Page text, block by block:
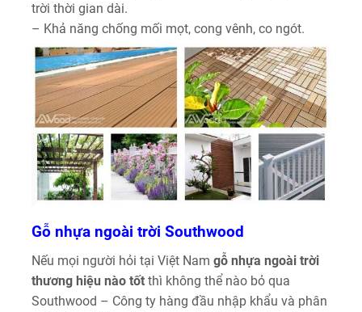
trời thời gian dài.
– Khả năng chống mối mọt, cong vênh, co ngót.
Gỗ nhựa ngoài trời Southwood
Nếu mọi người hỏi tại Việt Nam gỗ nhựa ngoài trời
thương hiệu nào tốt thì không thể nào bỏ qua
Southwood – Công ty hàng đầu nhập khẩu và phân